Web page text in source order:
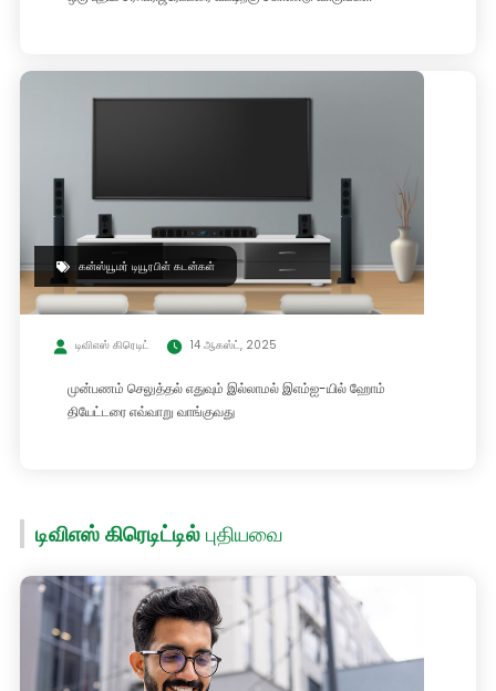
கன்ஸ்யூமர் டியூரபிள் கடன்கள்
டிவிஎஸ் கிரெடிட் 14 ஆகஸ்ட், 2025
முன்பணம் செலுத்தல் எதுவும் இல்லாமல் இஎம்ஐ-யில் ஹோம்
தியேட்டரை எவ்வாறு வாங்குவது
டிவிஎஸ் கிரெடிட்டில் புதியவை